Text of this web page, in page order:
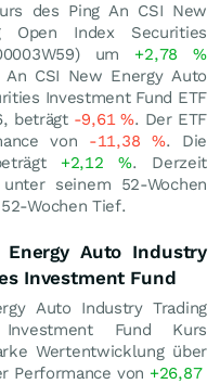
des Ping An CSI New
Open Index Securities
um +2,78%
CSI New Energy Auto
Investment Fund ETF
beträgt -9,61%. Der ETF
von -11,38 %. Die
+2,12%. Derzeit
seinem 52-Wochen
Wochen Tief.
Auto Industry
Investment Fund
Auto Industry Trading
Fund Kurs
Wertentwicklung über
Performance von +26,87